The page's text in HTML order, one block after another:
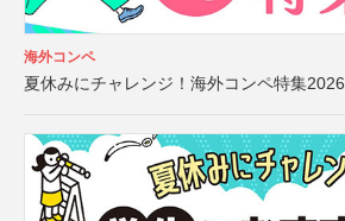
海外コンペ
夏休みにチャレンジ！海外コンペ特集2026